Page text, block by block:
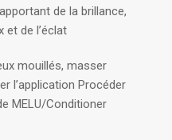
de la brillance,
de l’éclat
mouillés, masser
l’application Procéder
MELU/Conditioner